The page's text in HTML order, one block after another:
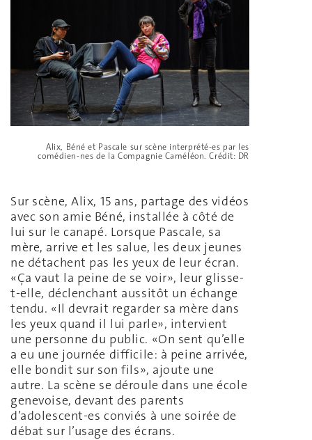
Alix, Béné et Pascale sur scène interprété-es par les
comédien-nes de la Compagnie Caméléon. Crédit: DR
Sur scène, Alix, 15 ans, partage des vidéos
avec son amie Béné, installée à côté de
lui sur le canapé. Lorsque Pascale, sa
mère, arrive et les salue, les deux jeunes
ne détachent pas les yeux de leur écran.
«Ça vaut la peine de se voir», leur glisse-
t-elle, déclenchant aussitôt un échange
tendu. «Il devrait regarder sa mère dans
les yeux quand il lui parle», intervient
une personne du public. «On sent qu’elle
a eu une journée difficile: à peine arrivée,
elle bondit sur son fils», ajoute une
autre. La scène se déroule dans une école
genevoise, devant des parents
d’adolescent-es conviés à une soirée de
débat sur l’usage des écrans.